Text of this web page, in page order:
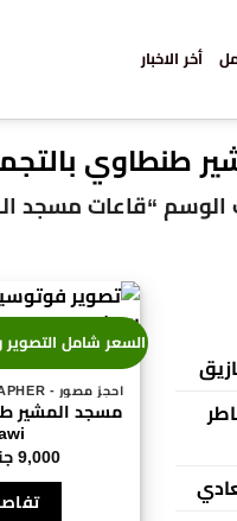
أخر الاخبار
طنطاوي
الوسم “قاعات مسجد
السعر شامل التصوير
احجز مصور - BOOK A PHOTOGRAPHER
9,000